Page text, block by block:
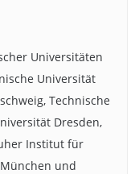
Universitäten
Universität
Technische
Dresden,
Institut für
und